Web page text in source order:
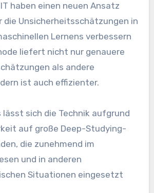
haben einen neuen Ansatz
die Unsicherheitsschätzungen in
Lernens verbessern
liefert nicht nur genauere
als andere
ist auch effizienter.
lässt sich die Technik aufgrund
auf große Deep-Studying-
die zunehmend im
und in anderen
Situationen eingesetzt